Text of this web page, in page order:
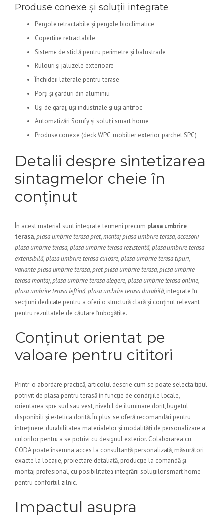
Produse conexe și soluții integrate
Pergole retractabile și pergole bioclimatice
Copertine retractabile
Sisteme de sticlă pentru perimetre și balustrade
Rulouri și jaluzele exterioare
Închideri laterale pentru terase
Porți și garduri din aluminiu
Uși de garaj, uși industriale și uși antifoc
Automatizări Somfy și soluții smart home
Produse conexe (deck WPC, mobilier exterior, parchet SPC)
Detalii despre sintetizarea
sintagmelor cheie în
conținut
În acest material sunt integrate termeni precum plasa umbrire
terasa,plasa umbrire terasa pret,montaj plasa umbrire terasa,accesorii
plasa umbrire terasa,plasa umbrire terasa rezistentă,plasa umbrire terasa
extensibilă,plasa umbrire terasa culoare,plasa umbrire terasa tipuri,
variante plasa umbrire terasa,pret plasa umbrire terasa,plasa umbrire
terasa montaj,plasa umbrire terasa alegere,plasa umbrire terasa online,
plasa umbrire terasa ieftină,plasa umbrire terasa durabilă, integrate în
secțiuni dedicate pentru a oferi o structură clară și conținut relevant
pentru rezultatele de căutare îmbogățite.
Conținut orientat pe
valoare pentru cititori
Printr-o abordare practică, articolul descrie cum se poate selecta tipul
potrivit de plasa pentru terasă în funcție de condițiile locale,
orientarea spre sud sau vest, nivelul de iluminare dorit, bugetul
disponibili și estetica dorită. În plus, se oferă recomandări pentru
întreținere, durabilitatea materialelor și modalități de personalizare a
culorilor pentru a se potrivi cu designul exterior. Colaborarea cu
CODA poate însemna acces la consultanță personalizată, măsurători
exacte la locație, proiectare detaliată, producție la comandă și
montaj profesional, cu posibilitatea integrării soluțiilor smart home
pentru confortul zilnic.
Impactul asupra